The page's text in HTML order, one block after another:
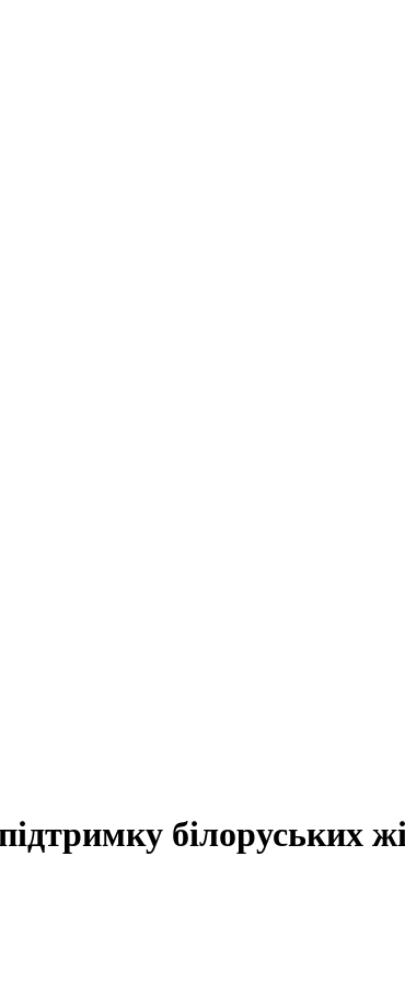
білоруських